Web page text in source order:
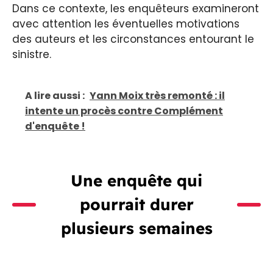
Dans ce contexte, les enquêteurs examineront
avec attention les éventuelles motivations
des auteurs et les circonstances entourant le
sinistre.
A lire aussi : Yann Moix très remonté : il
intente un procès contre Complément
d'enquête !
Une enquête qui
pourrait durer
plusieurs semaines